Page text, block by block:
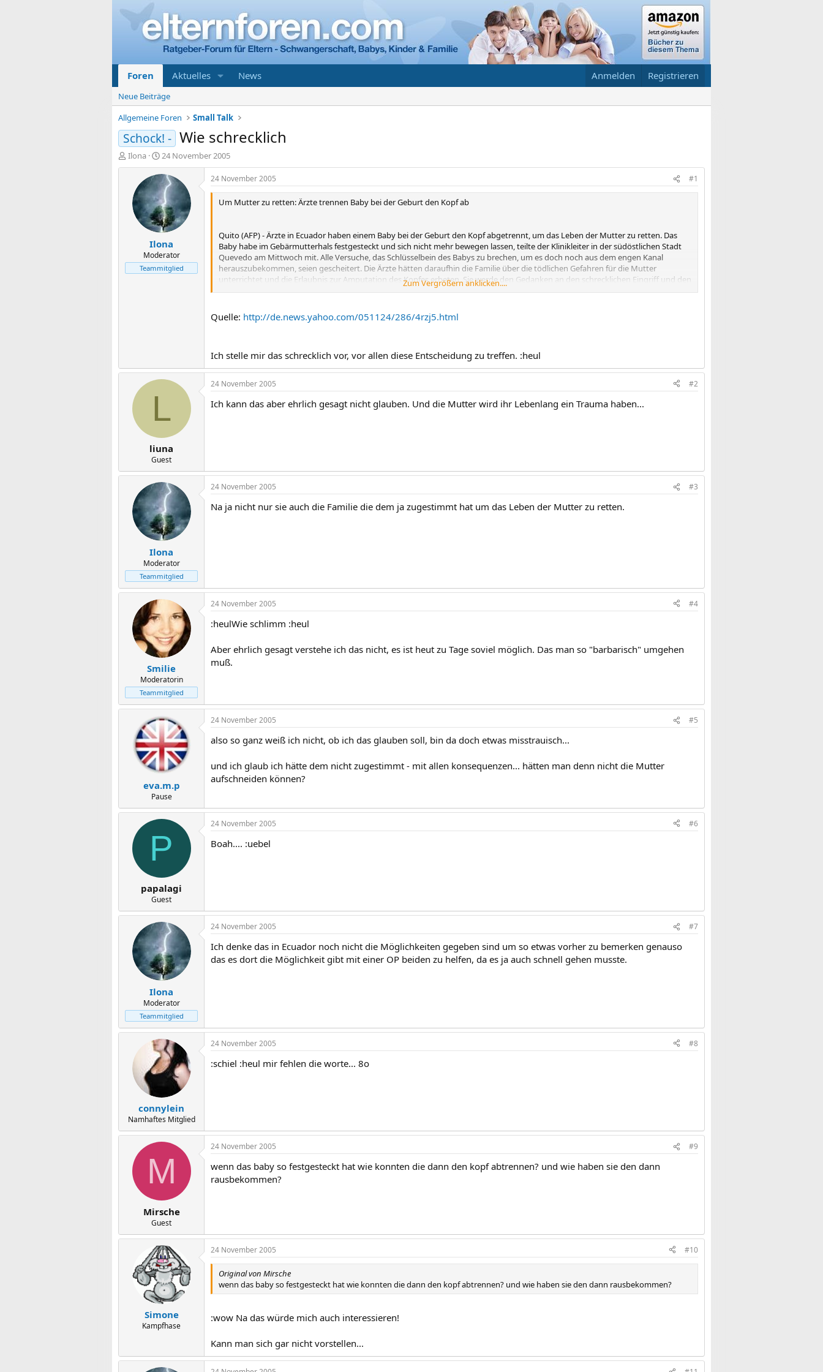
Foren Aktuelles News Anmelden Registrieren
Neue Beiträge
Allgemeine Foren
Small Talk
Schock! - Wie schrecklich
E
r
Ilona
E
r
s
t
e
l
l
t
a
m
24 November 2005
Ilona
Moderator
Teammitglied
24 November 2005 #1
Um Mutter zu retten: Ärzte trennen Baby bei der Geburt den Kopf ab
Quito (AFP) - Ärzte in Ecuador haben einem Baby bei der Geburt den Kopf abgetrennt, um das Leben der Mutter zu retten. Das
Baby habe im Gebärmutterhals festgesteckt und sich nicht mehr bewegen lassen, teilte der Klinikleiter in der südöstlichen Stadt
Quevedo am Mittwoch mit. Alle Versuche, das Schlüsselbein des Babys zu brechen, um es doch noch aus dem engen Kanal
herauszubekommen, seien gescheitert. Die Ärzte hätten daraufhin die Familie über die tödlichen Gefahren für die Mutter
unterrichtet und die Erlaubnis zur Amputation des Kopfes erbeten. Sie werde den Gedanken an den schrecklichen Eingriff und den
Tod ihres Babys nicht los, sagte die 36-jährige Mutter.
Zum Vergrößern anklicken....
Quelle: http://de.news.yahoo.com/051124/286/4rzj5.html
Ich stelle mir das schrecklich vor, vor allen diese Entscheidung zu treffen. :heul
L
liuna
Guest
24 November 2005 #2
Ich kann das aber ehrlich gesagt nicht glauben. Und die Mutter wird ihr Lebenlang ein Trauma haben...
Ilona
Moderator
Teammitglied
24 November 2005 #3
Na ja nicht nur sie auch die Familie die dem ja zugestimmt hat um das Leben der Mutter zu retten.
Smilie
Moderatorin
Teammitglied
24 November 2005 #4
:heulWie schlimm :heul
Aber ehrlich gesagt verstehe ich das nicht, es ist heut zu Tage soviel möglich. Das man so "barbarisch" umgehen
muß.
eva.m.p
Pause
24 November 2005 #5
also so ganz weiß ich nicht, ob ich das glauben soll, bin da doch etwas misstrauisch...
und ich glaub ich hätte dem nicht zugestimmt - mit allen konsequenzen... hätten man denn nicht die Mutter
aufschneiden können?
P
papalagi
Guest
24 November 2005 #6
Boah.... :uebel
Ilona
Moderator
Teammitglied
24 November 2005 #7
Ich denke das in Ecuador noch nicht die Möglichkeiten gegeben sind um so etwas vorher zu bemerken genauso
das es dort die Möglichkeit gibt mit einer OP beiden zu helfen, da es ja auch schnell gehen musste.
connylein
Namhaftes Mitglied
24 November 2005 #8
:schiel :heul mir fehlen die worte... 8o
M
Mirsche
Guest
24 November 2005 #9
wenn das baby so festgesteckt hat wie konnten die dann den kopf abtrennen? und wie haben sie den dann
rausbekommen?
Simone
Kampfhase
24 November 2005 #10
Original von Mirsche
wenn das baby so festgesteckt hat wie konnten die dann den kopf abtrennen? und wie haben sie den dann rausbekommen?
:wow Na das würde mich auch interessieren!
Kann man sich gar nicht vorstellen...